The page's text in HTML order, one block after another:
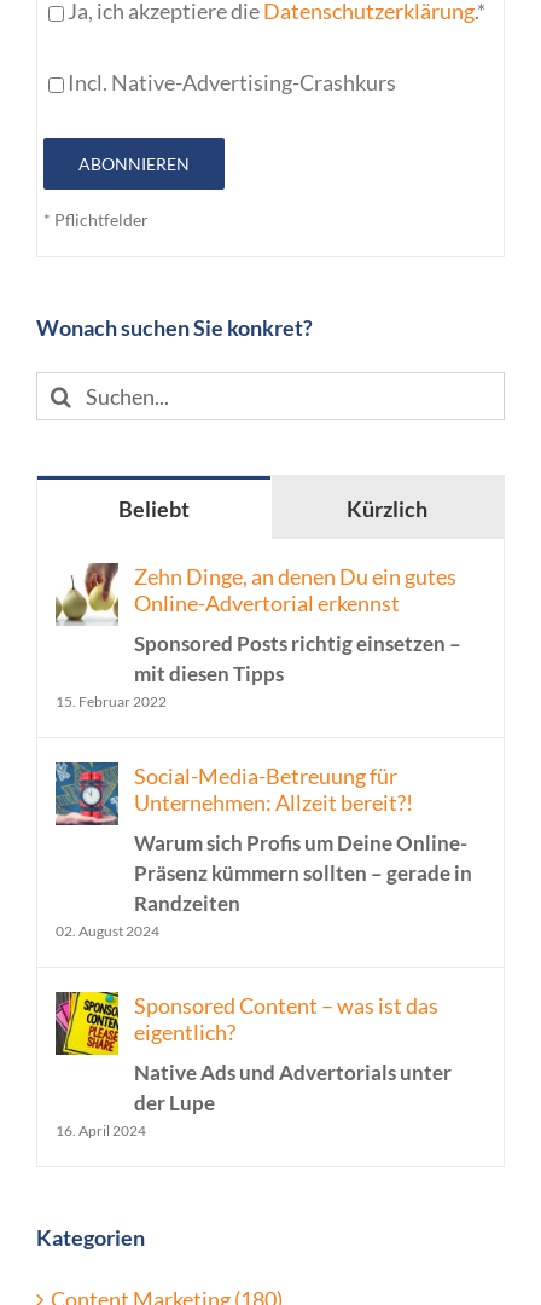
Ja, ich akzeptiere dieDatenschutzerklärung.*
Incl. Native-Advertising-Crashkurs
ABONNIEREN
* Pflichtfelder
Wonach suchen Sie konkret?
Suche
nach:
Beliebt Kürzlich
Zehn Dinge, an denen Du ein gutes
Online-Advertorial erkennst
Sponsored Posts richtig einsetzen –
mit diesen Tipps
15. Februar 2022
Social-Media-Betreuung für
Unternehmen: Allzeit bereit?!
Warum sich Profis um Deine Online-
Präsenz kümmern sollten – gerade in
Randzeiten
02. August 2024
Sponsored Content – was ist das
eigentlich?
Native Ads und Advertorials unter
der Lupe
16. April 2024
Kategorien
Content Marketing (180)